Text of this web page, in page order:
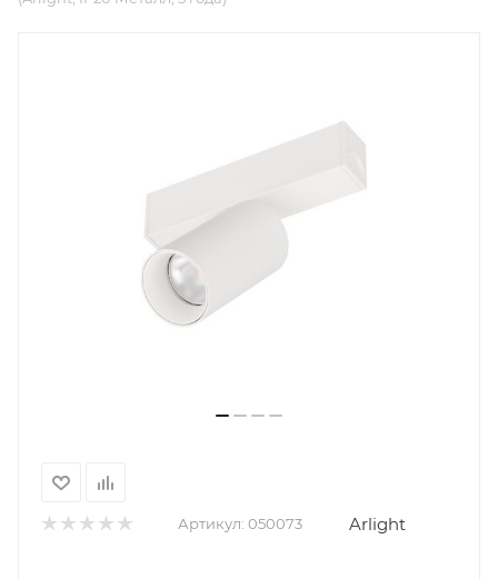
Артикул: 050073 Arlight